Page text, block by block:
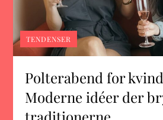
TENDENSER
Polterabend for
Moderne idéer der
traditionerne